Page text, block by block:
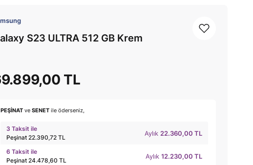
S23 ULTRA 512 GB Krem
TL
PEŞİNAT ve SENET ile öderseniz,
3 Taksit ile
Peşinat 22.390,72 TL
Aylık 22.360,00 TL
6 Taksit ile
Peşinat 24.478,60 TL
Aylık 12.230,00 TL